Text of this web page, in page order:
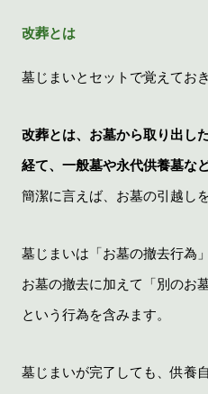
改葬とは
墓じまいとセットで覚えてお
改葬とは、お墓から取り出し
経て、一般墓や永代供養墓な
簡潔に言えば、お墓の引越し
墓じまいは「お墓の撤去行為
お墓の撤去に加えて「別のお
という行為を含みます。
墓じまいが完了しても、供養